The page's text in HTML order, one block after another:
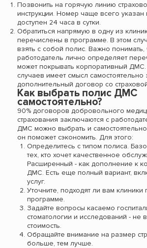
Позвонить на горячую линию
инструкции. Номер чаще всего указан
доступен 24 часа в сутки.
Обратиться напрямую в одну из
перечислены в программе. В этом
взять с собой полис. Важно понимать,
работодатель лично определяет
может покрывать корпоративный
случаев имеет смысл самостоятельно
дополнительный договор со
Как выбрать полис ДМС
самостоятельно?
90% договоров добровольного
страхования заключаются с
ДМС можно выбрать и самостоятельно
он поможет сэкономить. Для этого:
Определитесь с типом полиса.
тех, кто хочет качественное
Расширенный - как дополнение к
ДМС. Есть еще полный вариант,
услуг.
Уточните, подходят ли вам клиники
программе.
Задайте вопросы касаемо
стоматологии и исследований - не
стоимость.
Обращайте внимание на размер
больше, тем лучше.